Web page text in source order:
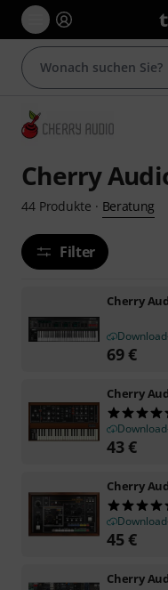
Cherry
44 Produkte · Beratung
Filter
Cherry
69€
Cherry
43€
Cherry
45€
Cherry